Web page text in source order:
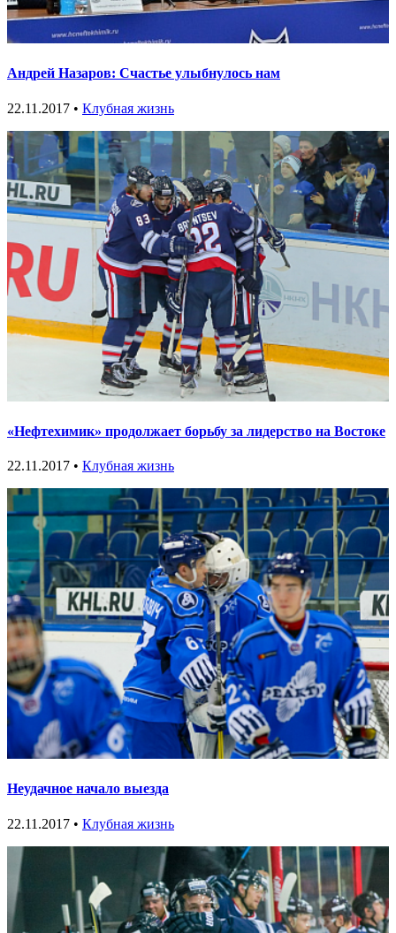
Андрей Назаров: Счастье улыбнулось нам
22.11.2017 • Клубная жизнь
«Нефтехимик» продолжает борьбу за лидерство на Востоке
22.11.2017 • Клубная жизнь
Неудачное начало выезда
22.11.2017 • Клубная жизнь